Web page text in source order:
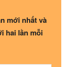
mới nhất và
hai lần mỗi